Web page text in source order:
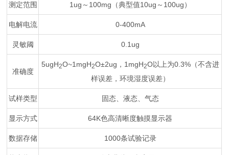
测定范围 1ug～100mg（典型值10ug～100ug）
电解电流 0-400mA
灵敏阈 0.1ug
准确度
5ugH2O~1mgH2O±2ug，1mgH2O以上为0.3%（不含进
样误差，环境湿度误差）
试样类型 固态、液态、气态
显示方式 64K色高清晰度触摸显示器
数据存储 1000条试验记录